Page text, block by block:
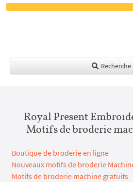
Recherche
Royal Present
Motifs de broderie
Boutique de broderie en ligne
Nouveaux motifs de broderie
Motifs de broderie machine gratuits